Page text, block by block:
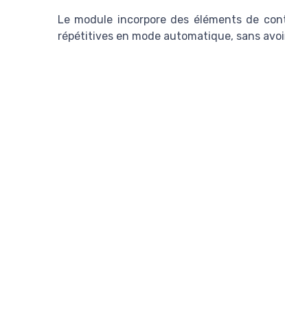
Le module incorpore des éléments de
répétitives en mode automatique, sans